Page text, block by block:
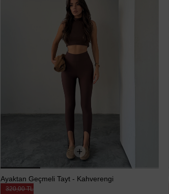
Ayaktan Geçmeli Tayt - Kahverengi
320,00 TL